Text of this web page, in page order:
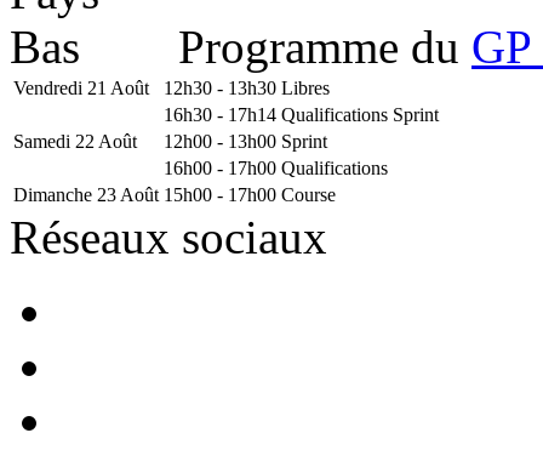
Programme du
Vendredi 21 Août 12h30 - 13h30 Libres
16h30 - 17h14 Qualifications Sprint
Samedi 22 Août
12h00 - 13h00 Sprint
16h00 - 17h00 Qualifications
Dimanche 23 Août 15h00 - 17h00 Course
Réseaux sociaux